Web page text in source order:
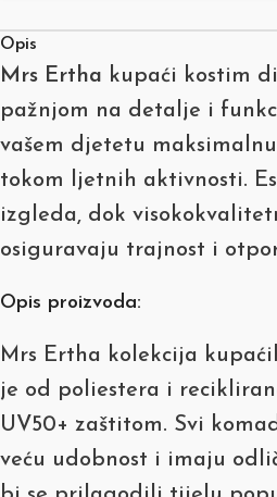
Opis
Mrs Ertha kupaći kostim
pažnjom na detalje i
vašem djetetu
tokom ljetnih aktivnosti.
izgleda, dok
osiguravaju trajnost i
Opis proizvoda:
Mrs Ertha kolekcija
je od poliestera i
UV50+ zaštitom. Svi
veću udobnost i imaju